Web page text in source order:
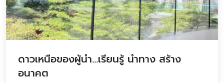
ดาวเหนือของผู้นำ...เรียนรู้ นำทาง สร้าง
อนาคต